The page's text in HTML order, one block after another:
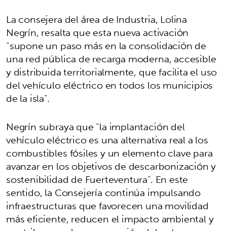
La consejera del área de Industria, Lolina
Negrín, resalta que esta nueva activación
“supone un paso más en la consolidación de
una red pública de recarga moderna, accesible
y distribuida territorialmente, que facilita el uso
del vehículo eléctrico en todos los municipios
de la isla”.
Negrín subraya que “la implantación del
vehículo eléctrico es una alternativa real a los
combustibles fósiles y un elemento clave para
avanzar en los objetivos de descarbonización y
sostenibilidad de Fuerteventura”. En este
sentido, la Consejería continúa impulsando
infraestructuras que favorecen una movilidad
más eficiente, reducen el impacto ambiental y